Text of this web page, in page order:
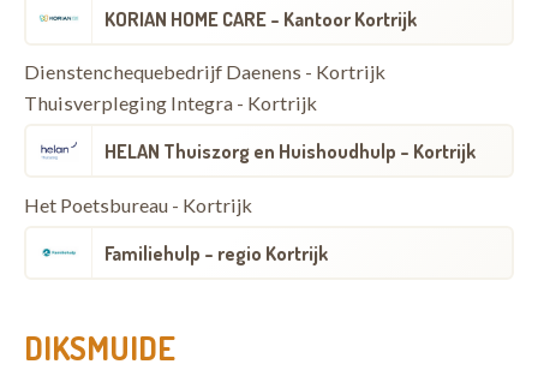
KORIAN HOME CARE - Kantoor Kortrijk
Dienstenchequebedrijf Daenens - Kortrijk
Thuisverpleging Integra - Kortrijk
HELAN Thuiszorg en Huishoudhulp - Kortrijk
Het Poetsbureau - Kortrijk
Familiehulp - regio Kortrijk
DIKSMUIDE